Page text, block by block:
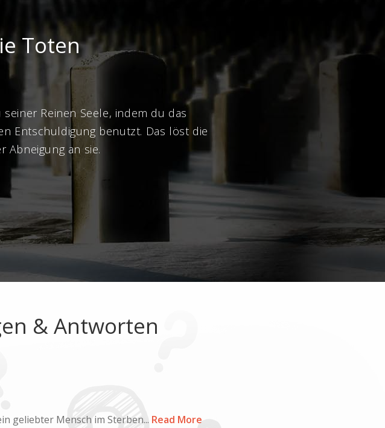
Toten
Reinen Seele, indem du das
Entschuldigung benutzt. Das löst die
Abneigung an sie.
& Antworten
geliebter Mensch im Sterben... Read More